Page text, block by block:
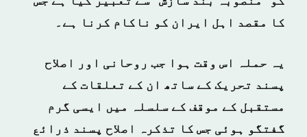
کا مقصد اہل ایران کو ناکام کرنا ہے۔
یہ حملہ اس وقت ہوا جب روحانی اور
اصلاح
پسند تحریک کے ساتھ ان کے تعلقات کے
مستقبل کے موقف کے سلسلہ میں ایسی گرم
گفتگو
ہوئی جس کا تذکرہ اصلاح پسند ذرائع